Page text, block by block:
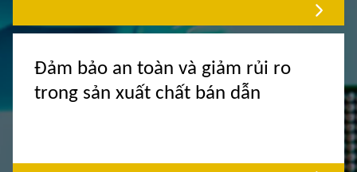
Đảm bảo an toàn và giảm rủi ro
trong sản xuất chất bán dẫn